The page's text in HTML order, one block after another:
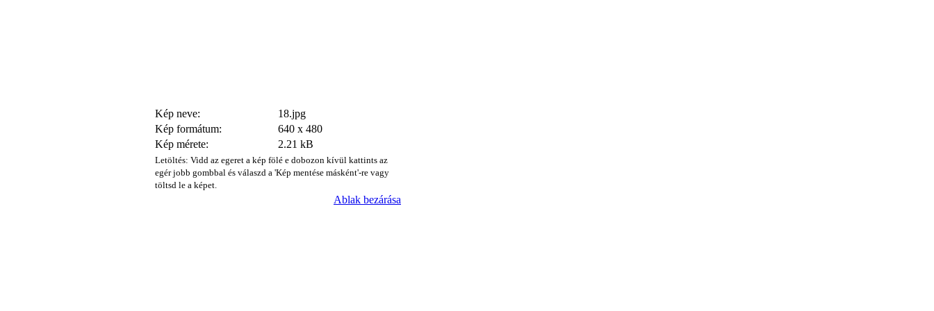
Kép neve:
18.jpg
Kép formátum:
640 x 480
Kép mérete:
2.21 kB
Letöltés: Vidd az egeret a kép fölé e dobozon kívül kattints az
egér jobb gombbal és válaszd a 'Kép mentése másként'-re vagy
töltsd le a képet.
Ablak bezárása